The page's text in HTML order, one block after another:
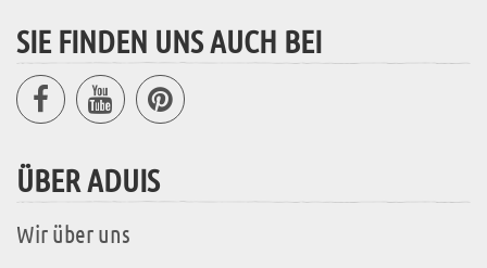
SIE FINDEN UNS AUCH BEI
ÜBER ADUIS
Wir über uns